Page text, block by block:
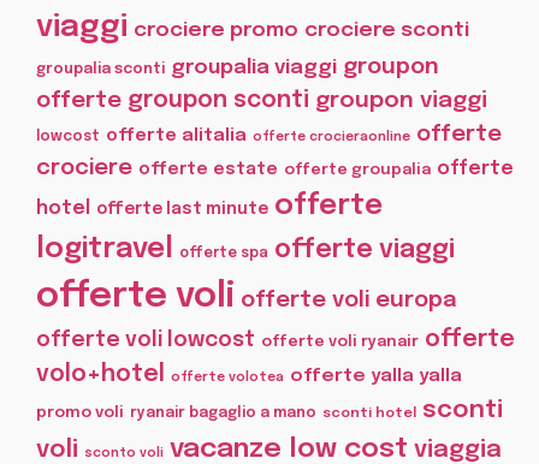
viaggi crociere promo crociere sconti
groupalia sconti groupalia viaggi groupon
offerte groupon sconti groupon viaggi
lowcost offerte alitalia offerte crocieraonline offerte
crociere offerte estate offerte groupalia offerte
hotel
offerte last minute offerte
logitravel offerte spa offerte viaggi
offerte voli offerte voli europa
offerte voli lowcost offerte voli ryanair offerte
volo+hotel offerte volotea offerte yalla yalla
promo voli ryanair bagaglio a mano sconti hotel
sconti
voli
sconto voli vacanze low cost viaggia